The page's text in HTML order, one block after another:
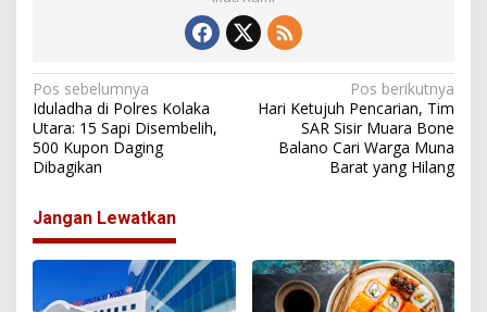
N
a
v
g
a
Pos sebelumnya
Iduladha di Polres Kolaka
Utara: 15 Sapi Disembelih,
500 Kupon Daging
Dibagikan
Pos berikutnya
Hari Ketujuh Pencarian, Tim
SAR Sisir Muara Bone
Balano Cari Warga Muna
Barat yang Hilang
Jangan Lewatkan